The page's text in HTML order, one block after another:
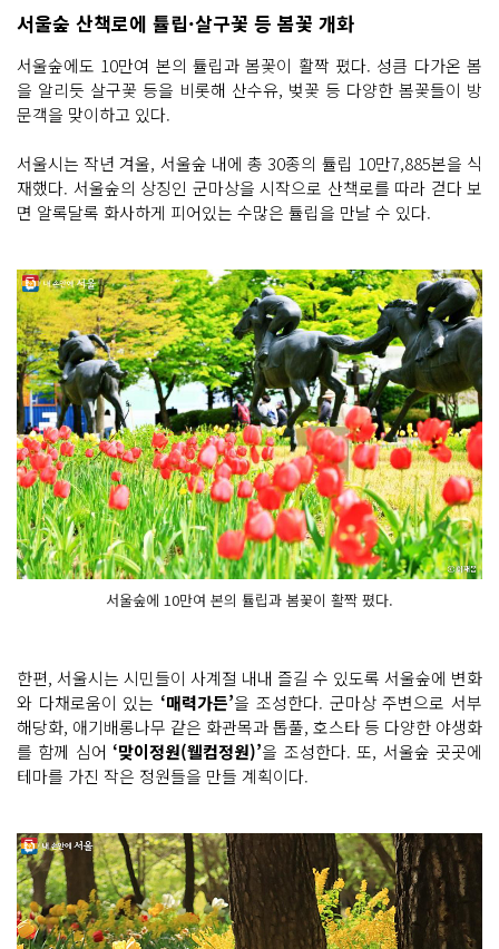
서울숲 산책로에 튤립·살구꽃 등 봄꽃 개화
서울숲에도 10만여 본의 튤립과 봄꽃이 활짝 폈다. 성큼 다가온 봄
을 알리듯 살구꽃 등을 비롯해 산수유, 벚꽃 등 다양한 봄꽃들이 방
문객을 맞이하고 있다.
서울시는 작년 겨울, 서울숲 내에 총 30종의 튤립 10만7,885본을 식
재했다. 서울숲의 상징인 군마상을 시작으로 산책로를 따라 걷다 보
면 알록달록 화사하게 피어있는 수많은 튤립을 만날 수 있다.
서울숲에 10만여 본의 튤립과 봄꽃이 활짝 폈다.
한편, 서울시는 시민들이 사계절 내내 즐길 수 있도록 서울숲에 변화
와 다채로움이 있는 ‘매력가든’을 조성한다. 군마상 주변으로 서부
해당화, 애기배롱나무 같은 화관목과 톱풀, 호스타 등 다양한 야생화
를 함께 심어 ‘맞이정원(웰컴정원)’을 조성한다. 또, 서울숲 곳곳에
테마를 가진 작은 정원들을 만들 계획이다.